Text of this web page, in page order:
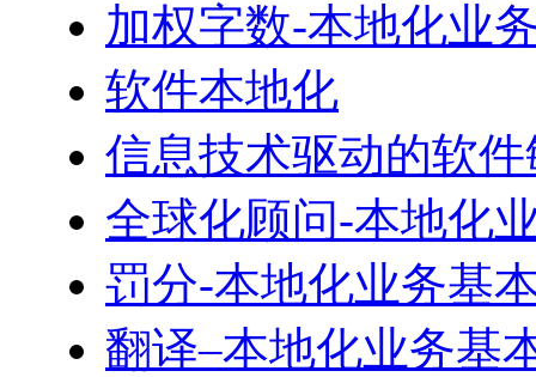
加权字数-本地化业
软件本地化
信息技术驱动的软
全球化顾问-本地化
罚分-本地化业务基
翻译–本地化业务基